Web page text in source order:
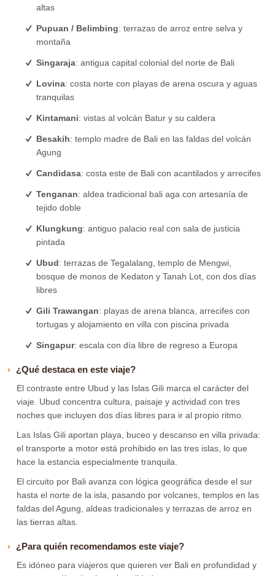
altas
Pupuan / Belimbing: terrazas de arroz entre selva y
montaña
Singaraja: antigua capital colonial del norte de Bali
Lovina: costa norte con playas de arena oscura y aguas
tranquilas
Kintamani: vistas al volcán Batur y su caldera
Besakih: templo madre de Bali en las faldas del volcán
Agung
Candidasa: costa este de Bali con acantilados y arrecifes
Tenganan: aldea tradicional bali aga con artesanía de
tejido doble
Klungkung: antiguo palacio real con sala de justicia
pintada
Ubud: terrazas de Tegalalang, templo de Mengwi,
bosque de monos de Kedaton y Tanah Lot, con dos días
libres
Gili Trawangan: playas de arena blanca, arrecifes con
tortugas y alojamiento en villa con piscina privada
Singapur: escala con día libre de regreso a Europa
¿Qué destaca en este viaje?
El contraste entre Ubud y las Islas Gili marca el carácter del
viaje. Ubud concentra cultura, paisaje y actividad con tres
noches que incluyen dos días libres para ir al propio ritmo.
Las Islas Gili aportan playa, buceo y descanso en villa privada:
el transporte a motor está prohibido en las tres islas, lo que
hace la estancia especialmente tranquila.
El circuito por Bali avanza con lógica geográfica desde el sur
hasta el norte de la isla, pasando por volcanes, templos en las
faldas del Agung, aldeas tradicionales y terrazas de arroz en
las tierras altas.
¿Para quién recomendamos este viaje?
Es idóneo para viajeros que quieren ver Bali en profundidad y